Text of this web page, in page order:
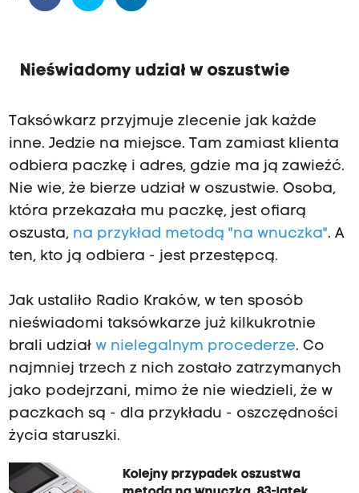
Nieświadomy udział w oszustwie
Taksówkarz przyjmuje zlecenie jak każde
inne. Jedzie na miejsce. Tam zamiast klienta
odbiera paczkę i adres, gdzie ma ją zawieźć.
Nie wie, że bierze udział w oszustwie. Osoba,
która przekazała mu paczkę, jest ofiarą
oszusta, na przykład metodą "na wnuczka". A
ten, kto ją odbiera - jest przestępcą.
Jak ustaliło Radio Kraków, w ten sposób
nieświadomi taksówkarze już kilkukrotnie
brali udział w nielegalnym procederze. Co
najmniej trzech z nich zostało zatrzymanych
jako podejrzani, mimo że nie wiedzieli, że w
paczkach są - dla przykładu - oszczędności
życia staruszki.
Kolejny przypadek oszustwa